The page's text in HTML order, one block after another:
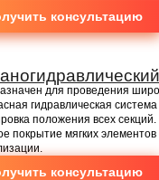
консультацию
для проведения
гидравлическая
положения всех
покрытие мягких элементов
консультацию